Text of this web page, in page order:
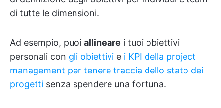
di tutte le dimensioni.
Ad esempio, puoi allineare i tuoi obiettivi
personali con gli obiettivi e i KPI della project
management per tenere traccia dello stato dei
progetti senza spendere una fortuna.